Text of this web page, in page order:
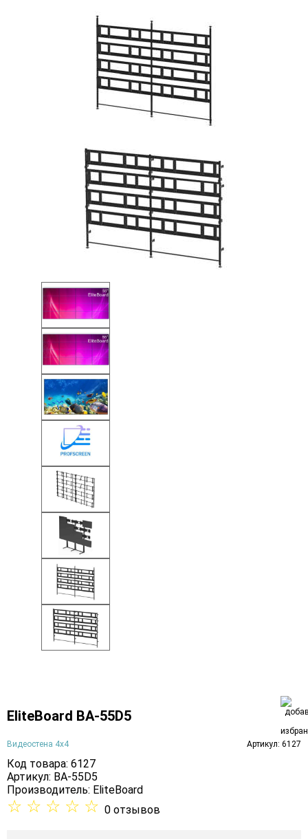
EliteBoard BA-55D5
Видеостена 4х4 Артикул: 6127
Код товара: 6127
Артикул: BA-55D5
Производитель: EliteBoard
☆ ☆ ☆ ☆ ☆ 0 отзывов